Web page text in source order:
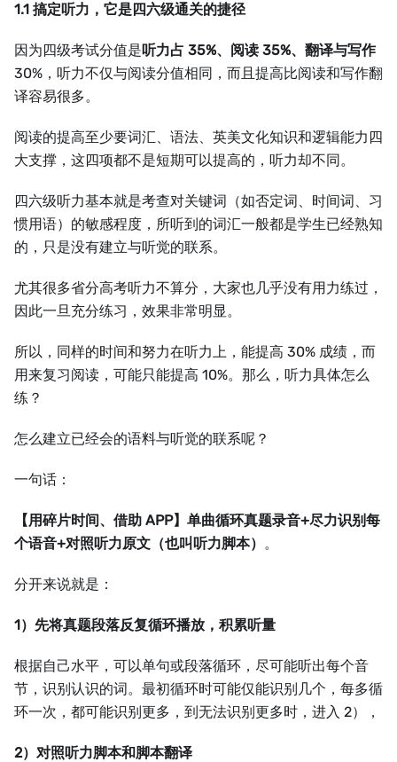
1.1 搞定听力，它是四六级通关的捷径
因为四级考试分值是听力占 35%、阅读 35%、翻译与写作
30%，听力不仅与阅读分值相同，而且提高比阅读和写作翻
译容易很多。
阅读的提高至少要词汇、语法、英美文化知识和逻辑能力四
大支撑，这四项都不是短期可以提高的，听力却不同。
四六级听力基本就是考查对关键词（如否定词、时间词、习
惯用语）的敏感程度，所听到的词汇一般都是学生已经熟知
的，只是没有建立与听觉的联系。
尤其很多省分高考听力不算分，大家也几乎没有用力练过，
因此一旦充分练习，效果非常明显。
所以，同样的时间和努力在听力上，能提高 30% 成绩，而
用来复习阅读，可能只能提高 10%。那么，听力具体怎么
练？
怎么建立已经会的语料与听觉的联系呢？
一句话：
【用碎片时间、借助 APP】单曲循环真题录音+尽力识别每
个语音+对照听力原文（也叫听力脚本） 。
分开来说就是：
1）先将真题段落反复循环播放，积累听量
根据自己水平，可以单句或段落循环，尽可能听出每个音
节，识别认识的词。最初循环时可能仅能识别几个，每多循
环一次，都可能识别更多，到无法识别更多时，进入 2），
2）对照听力脚本和脚本翻译